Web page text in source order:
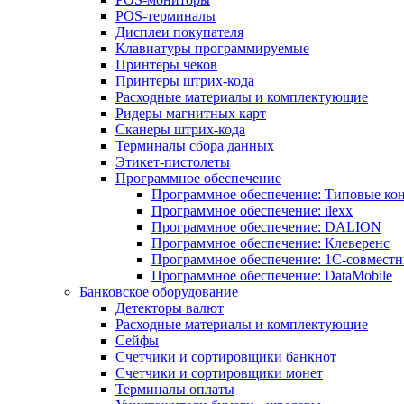
POS-терминалы
Дисплеи покупателя
Клавиатуры программируемые
Принтеры чеков
Принтеры штрих-кода
Расходные материалы и комплектующие
Ридеры магнитных карт
Сканеры штрих-кода
Терминалы сбора данных
Этикет-пистолеты
Программное обеспечение
Программное обеспечение: Типовые
Программное обеспечение: ilexx
Программное обеспечение: DALION
Программное обеспечение: Клеверенс
Программное обеспечение: 1С-
Программное обеспечение: DataMobile
Банковское оборудование
Детекторы валют
Расходные материалы и комплектующие
Сейфы
Счетчики и сортировщики банкнот
Счетчики и сортировщики монет
Терминалы оплаты